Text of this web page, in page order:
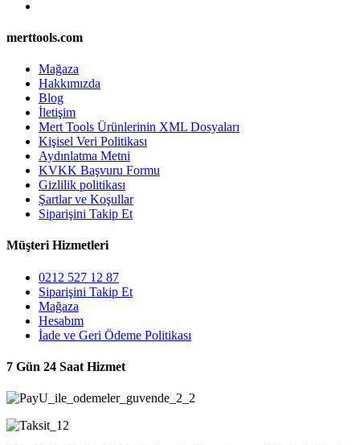
merttools.com
Mağaza
Hakkımızda
Blog
İletişim
Mert Tools Ürünlerinin XML Dosyaları
Kişisel Veri Politikası
Aydınlatma Metni
KVKK Başvuru Formu
Gizlilik politikası
Şartlar ve Koşullar
Siparişini Takip Et
Müşteri Hizmetleri
0212 527 12 87
Siparişini Takip Et
Mağaza
Hesabım
İade ve Geri Ödeme Politikası
7 Gün 24 Saat Hizmet